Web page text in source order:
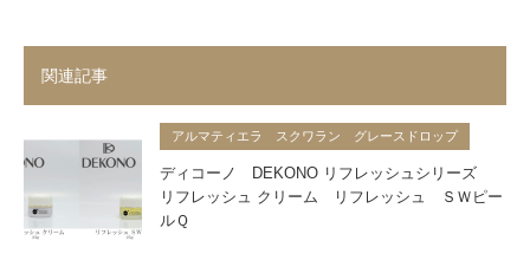
関連記事
アルマティエラ スクワラン グレースドロップ
ディコーノ DEKONO リフレッシュシリーズ
リフレッシュ クリーム リフレッシュ ＳＷピー
ルＱ